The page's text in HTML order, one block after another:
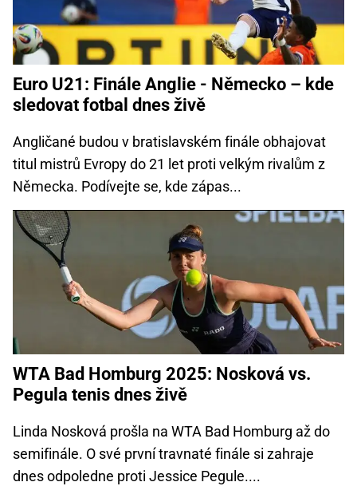
Euro U21: Finále Anglie - Německo – kde
sledovat fotbal dnes živě
Angličané budou v bratislavském finále obhajovat
titul mistrů Evropy do 21 let proti velkým rivalům z
Německa. Podívejte se, kde zápas...
WTA Bad Homburg 2025: Nosková vs.
Pegula tenis dnes živě
Linda Nosková prošla na WTA Bad Homburg až do
semifinále. O své první travnaté finále si zahraje
dnes odpoledne proti Jessice Pegule....